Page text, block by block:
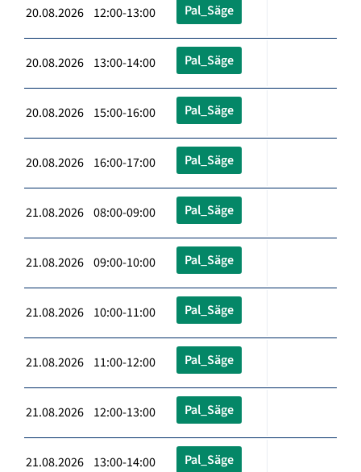
20.08.2026 12:00-13:00 Pal_Säge
20.08.2026 13:00-14:00 Pal_Säge
20.08.2026 15:00-16:00 Pal_Säge
20.08.2026 16:00-17:00 Pal_Säge
21.08.2026 08:00-09:00 Pal_Säge
21.08.2026 09:00-10:00 Pal_Säge
21.08.2026 10:00-11:00 Pal_Säge
21.08.2026 11:00-12:00 Pal_Säge
21.08.2026 12:00-13:00 Pal_Säge
21.08.2026 13:00-14:00 Pal_Säge